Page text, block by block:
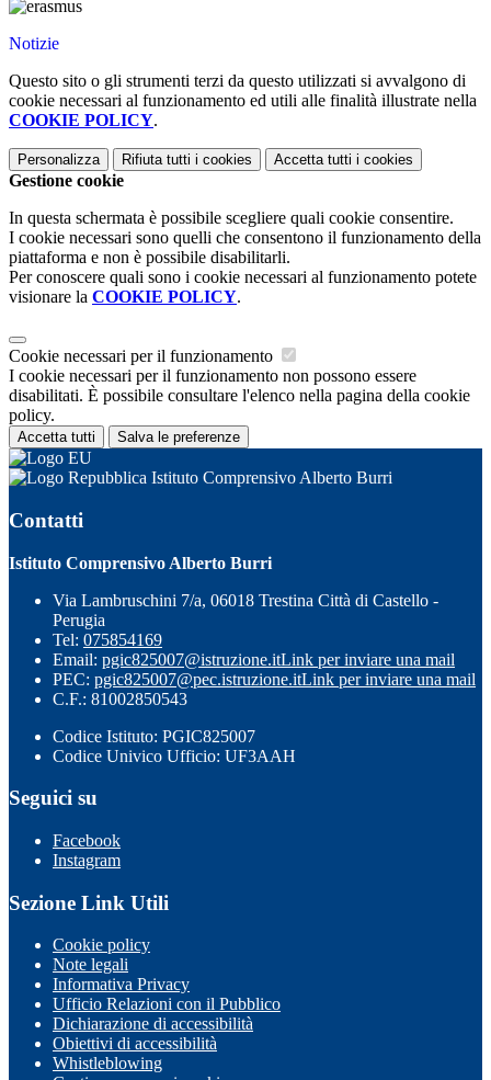
Notizie
Questo sito o gli strumenti terzi da questo utilizzati si avvalgono di
cookie necessari al funzionamento ed utili alle finalità illustrate nella
COOKIE POLICY.
Personalizza Rifiuta tutti i cookies Accetta tutti i cookies
Gestione cookie
In questa schermata è possibile scegliere quali cookie consentire.
I cookie necessari sono quelli che consentono il funzionamento della
piattaforma e non è possibile disabilitarli.
Per conoscere quali sono i cookie necessari al funzionamento potete
visionare la COOKIE POLICY.
Cookie necessari per il funzionamento
I cookie necessari per il funzionamento non possono essere
disabilitati. È possibile consultare l'elenco nella pagina della cookie
policy.
Accetta tutti Salva le preferenze
Istituto Comprensivo Alberto Burri
Contatti
Istituto Comprensivo Alberto Burri
Via Lambruschini 7/a, 06018 Trestina Città di Castello -
Perugia
Tel: 075854169
Email: pgic825007@istruzione.itLink per inviare una mail
PEC: pgic825007@pec.istruzione.itLink per inviare una mail
C.F.: 81002850543
Codice Istituto: PGIC825007
Codice Univico Ufficio: UF3AAH
Seguici su
Facebook
Instagram
Sezione Link Utili
Cookie policy
Note legali
Informativa Privacy
Ufficio Relazioni con il Pubblico
Dichiarazione di accessibilità
Obiettivi di accessibilità
Whistleblowing